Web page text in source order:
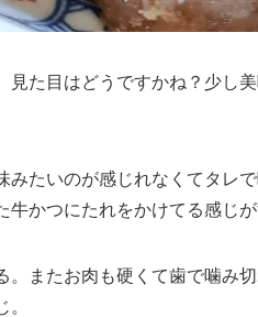
見た目はどうですかね？少し
みたいのが感じれなくてタレ
牛かつにたれをかけてる感じが
。またお肉も硬くて歯で噛み